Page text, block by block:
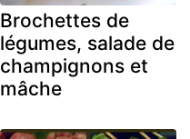
Brochettes de
légumes, salade de
champignons et
mâche